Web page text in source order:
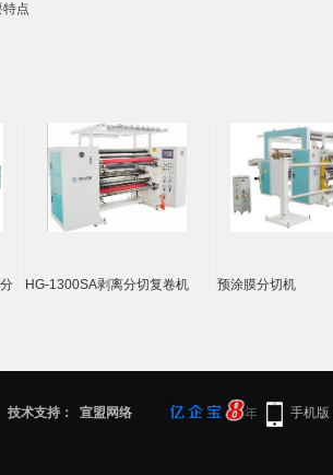
点
剥离分切复卷机 预涂膜分切机
技术支持： 宣盟网络 手机版